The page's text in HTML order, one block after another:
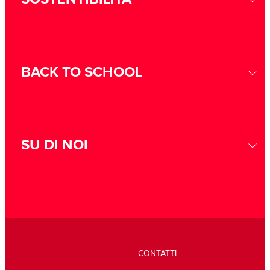
BACK TO SCHOOL
SU DI NOI
CONTATTI